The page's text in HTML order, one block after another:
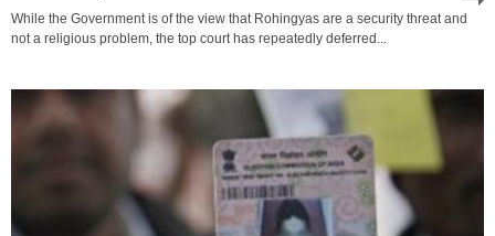
While the Government is of the view that Rohingyas are a security threat and
not a religious problem, the top court has repeatedly deferred...